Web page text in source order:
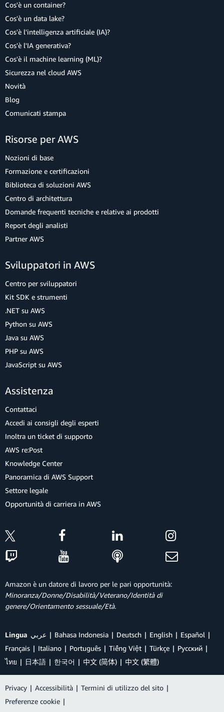
Cos'è un container?
Cos'è un data lake?
Cos'è l'intelligenza artificiale (IA)?
Cos'è l'IA generativa?
Cos'è il machine learning (ML)?
Sicurezza nel cloud AWS
Novità
Blog
Comunicati stampa
Risorse per AWS
Nozioni di base
Formazione e certificazioni
Biblioteca di soluzioni AWS
Centro di architettura
Domande frequenti tecniche e relative ai prodotti
Report degli analisti
Partner AWS
Sviluppatori in AWS
Centro per sviluppatori
Kit SDK e strumenti
.NET su AWS
Python su AWS
Java su AWS
PHP su AWS
JavaScript su AWS
Assistenza
Contattaci
Accedi ai consigli degli esperti
Inoltra un ticket di supporto
AWS re:Post
Knowledge Center
Panoramica di AWS Support
Settore legale
Opportunità di carriera in AWS
Amazon è un datore di lavoro per le pari opportunità:
Minoranza/Donne/Disabilità/Veterano/Identità di
genere/Orientamento sessuale/Età.
Lingua عربي Bahasa Indonesia Deutsch English
Español
Français
Italiano Português Tiếng Việt Türkçe
Ρусский
ไทย
日本語 한국어 中文 (简体) 中文 (繁體)
Privacy | Accessibilità | Termini di utilizzo del sito |
Preferenze cookie |